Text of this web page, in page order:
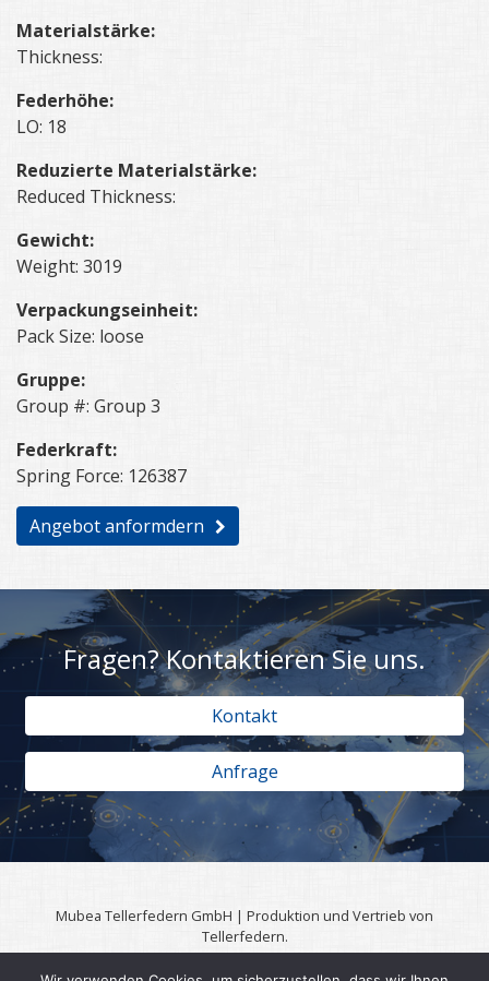
Materialstärke:
Thickness:
Federhöhe:
LO: 18
Reduzierte Materialstärke:
Reduced Thickness:
Gewicht:
Weight: 3019
Verpackungseinheit:
Pack Size: loose
Gruppe:
Group #: Group 3
Federkraft:
Spring Force: 126387
Angebot anformdern
Fragen? Kontaktieren Sie uns.
Kontakt
Anfrage
Mubea Tellerfedern GmbH | Produktion und Vertrieb von
Tellerfedern.